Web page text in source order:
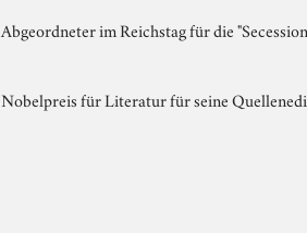
Abgeordneter im Reichstag für die
Nobelpreis für Literatur für seine